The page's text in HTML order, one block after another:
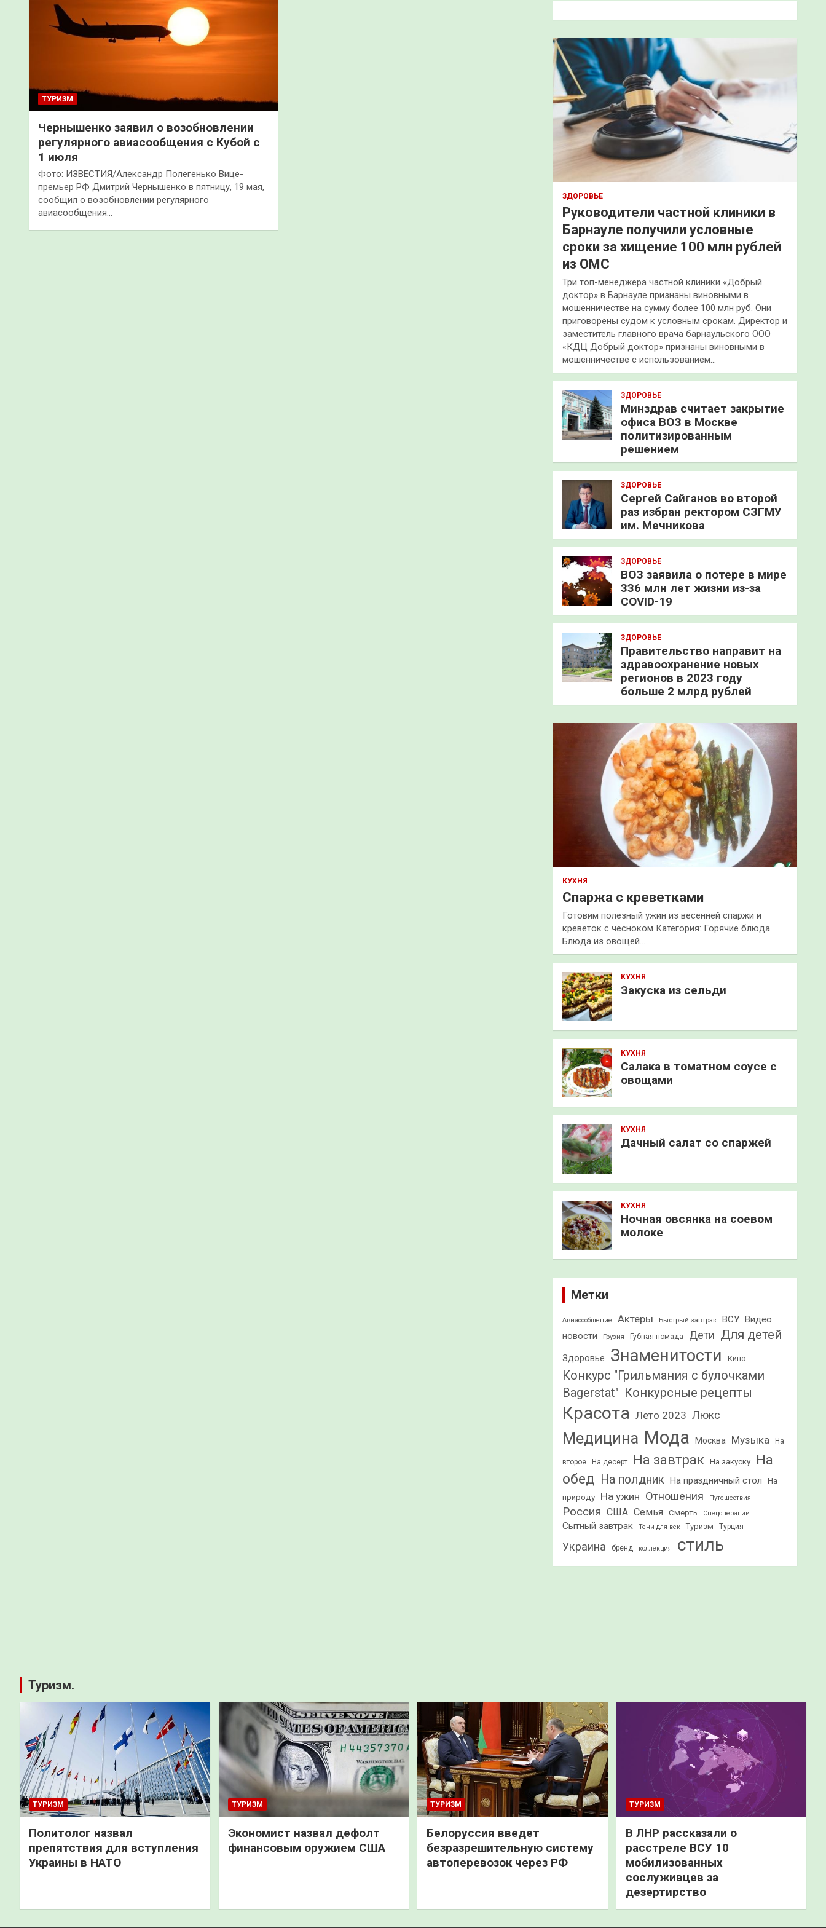
ТУРИЗМ
Чернышенко заявил о возобновлении
регулярного авиасообщения с Кубой с
1 июля
Фото: ИЗВЕСТИЯ/Александр Полегенько Вице-
премьер РФ Дмитрий Чернышенко в пятницу, 19 мая,
сообщил о возобновлении регулярного
авиасообщения…
к
ЗДОРОВЬЕ
Руководители частной клиники в
Барнауле получили условные
сроки за хищение 100 млн рублей
из ОМС
Три топ-менеджера частной клиники «Добрый
доктор» в Барнауле признаны виновными в
мошенничестве на сумму более 100 млн руб. Они
приговорены судом к условным срокам. Директор и
заместитель главного врача барнаульского ООО
«КДЦ Добрый доктор» признаны виновными в
мошенничестве с использованием…
ЗДОРОВЬЕ
Минздрав считает закрытие
офиса ВОЗ в Москве
политизированным
решением
ЗДОРОВЬЕ
Сергей Сайганов во второй
раз избран ректором СЗГМУ
им. Мечникова
ЗДОРОВЬЕ
ВОЗ заявила о потере в мире
336 млн лет жизни из-за
COVID-19
ЗДОРОВЬЕ
Правительство направит на
здравоохранение новых
регионов в 2023 году
больше 2 млрд рублей
КУХНЯ
Спаржа с креветками
Готовим полезный ужин из весенней спаржи и
креветок с чесноком Категория: Горячие блюда
Блюда из овощей…
КУХНЯ
Закуска из сельди
КУХНЯ
Салака в томатном соусе с
овощами
КУХНЯ
Дачный салат со спаржей
КУХНЯ
Ночная овсянка на соевом
молоке
Метки
Авиасообщение Актеры Быстрый завтрак ВСУ Видео
новости
Грузия Губная помада Дети Для детей
Здоровье Знаменитости Кино
Конкурс "Грильмания с булочками
Bagerstat" Конкурсные рецепты
Красота Лето 2023 Люкс
Медицина Мода Москва Музыка На
второе На десерт На завтрак На закуску
На
обед На полдник На праздничный стол
На
природу
На ужин Отношения Путешествия
Россия США Семья Смерть Спецоперации
Сытный завтрак Тени для век Туризм Турция
Украина бренд коллекция стиль
Туризм.
ТУРИЗМ
Политолог назвал
препятствия для вступления
Украины в НАТО
ТУРИЗМ
Экономист назвал дефолт
финансовым оружием США
ТУРИЗМ
Белоруссия введет
безразрешительную систему
автоперевозок через РФ
ТУРИЗМ
В ЛНР рассказали о
расстреле ВСУ 10
мобилизованных
сослуживцев за
дезертирство